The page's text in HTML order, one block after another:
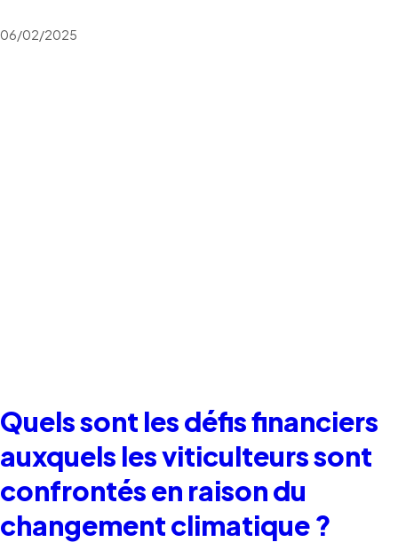
06/02/2025
Quels sont les défis financiers
auxquels les viticulteurs sont
confrontés en raison du
changement climatique ?